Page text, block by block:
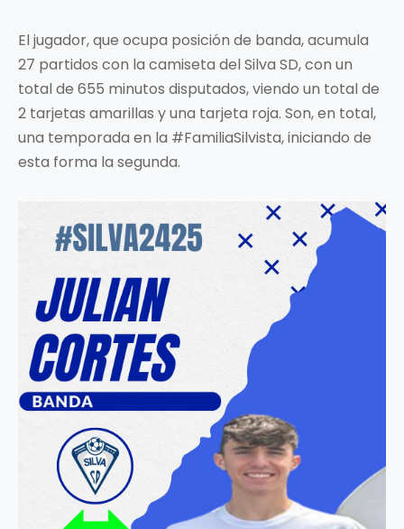
El jugador, que ocupa posición de banda, acumula
27 partidos con la camiseta del Silva SD, con un
total de 655 minutos disputados, viendo un total de
2 tarjetas amarillas y una tarjeta roja. Son, en total,
una temporada en la #FamiliaSilvista, iniciando de
esta forma la segunda.